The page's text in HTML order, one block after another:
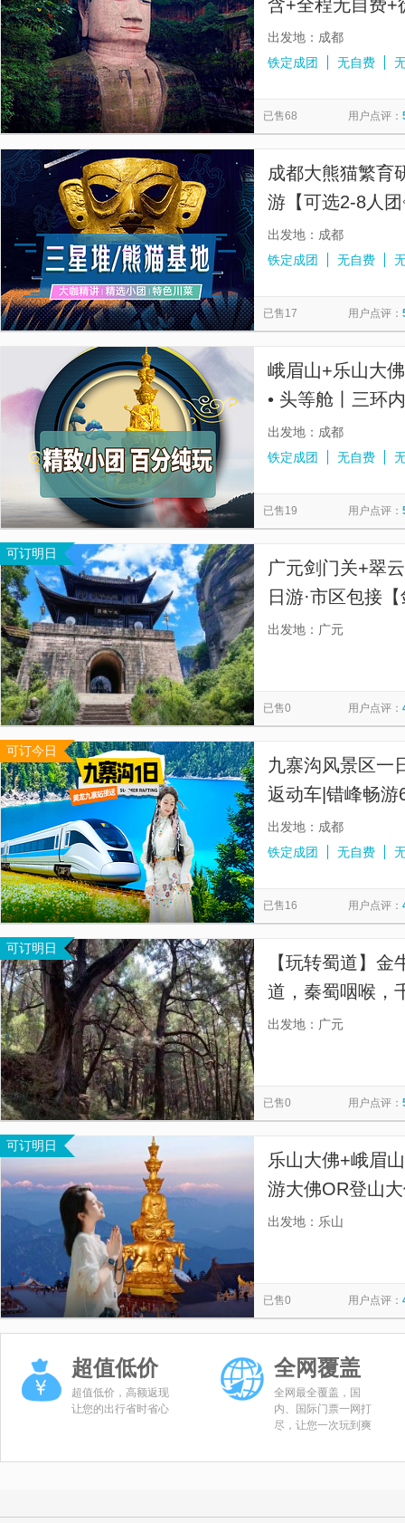
含+全程无自费+
都旅游门票】
出发地：成都
铁定成团
无自费
已售68 用户点评：
成都大熊猫繁育
游【可选2-8人
导游丨三环含接
出发地：成都
铁定成团
无自费
已售17 用户点评：
峨眉山+乐山大
• 头等舱丨三环
色2餐】
出发地：成都
铁定成团
无自费
已售19 用户点评：
可订明日
广元剑门关+翠
日游·市区包接
蜀道天险】
出发地：广元
已售0 用户点评：
可订今日
九寨沟风景区一
返动车|错峰畅游
出发地：成都
铁定成团
无自费
已售16 用户点评：
可订明日
【玩转蜀道】
道，秦蜀咽喉，
出发地：广元
已售0 用户点评：
可订明日
乐山大佛+峨眉
游大佛OR登山
票，一天高效玩
出发地：乐山
已售0 用户点评：
超值低价
超值低价，高额返现
让您的出行省时省心
全网覆盖
全网最全覆盖，国
内、国际门票一网打
尽，让您一次玩到爽